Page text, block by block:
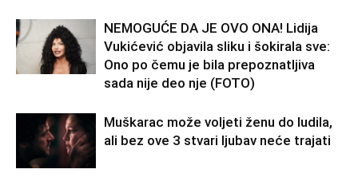
NEMOGUĆE DA JE OVO ONA! Lidija
Vukićević objavila sliku i šokirala sve:
Ono po čemu je bila prepoznatljiva
sada nije deo nje (FOTO)
Muškarac može voljeti ženu do ludila,
ali bez ove 3 stvari ljubav neće trajati